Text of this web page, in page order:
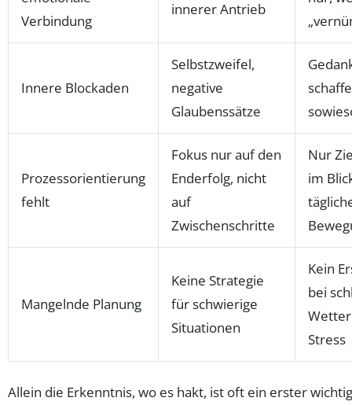
Verbindung
innerer Antrieb
Innere Blockaden
Selbstzweifel,
negative
Glaubenssätze
Prozessorientierung
fehlt
Fokus nur auf den
Enderfolg, nicht
auf
Zwischenschritte
Nur
im
Mangelnde Planung
Keine Strategie
für schwierige
Situationen
Kein
bei
Stress
Allein die Erkenntnis, wo es hakt, ist oft ein erster